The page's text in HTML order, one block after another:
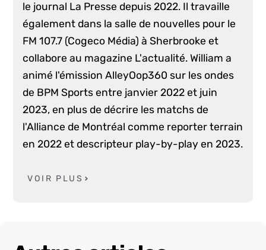
le journal La Presse depuis 2022. Il travaille
également dans la salle de nouvelles pour le
FM 107.7 (Cogeco Média) à Sherbrooke et
collabore au magazine L'actualité. William a
animé l'émission AlleyOop360 sur les ondes
de BPM Sports entre janvier 2022 et juin
2023, en plus de décrire les matchs de
l'Alliance de Montréal comme reporter terrain
en 2022 et descripteur play-by-play en 2023.
VOIR PLUS